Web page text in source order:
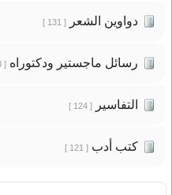
دواوين الشعر[ 131 ]
رسائل ماجستير ودكتوراه[ 130 ]
التفاسير[ 124 ]
كتب أدب[ 121 ]